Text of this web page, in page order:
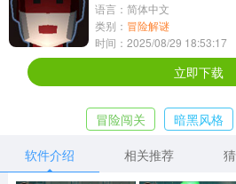
休闲益智
13387款应用
2196款应用
1072款应用
418款应用
音乐舞蹈
语言：简体中文
类别： 冒险解谜
时间：2025/08/29 18:53:17
立即下载
冒险闯关 暗黑风格
软件介绍
相关推荐